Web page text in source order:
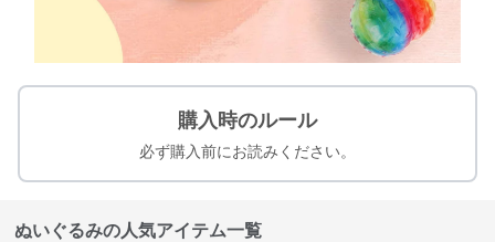
購入時のルール
必ず購入前にお読みください。
ぬいぐるみの人気アイテム一覧